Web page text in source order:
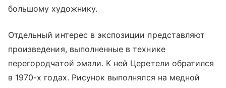
большому художнику.
Отдельный интерес в экспозиции представляют
произведения, выполненные в технике
перегородчатой эмали. К ней Церетели обратился
в 1970-х годах. Рисунок выполнялся на медной